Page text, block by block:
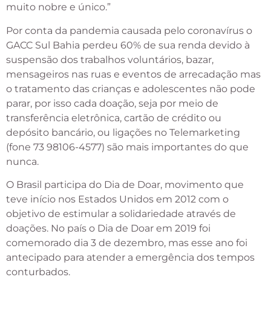
muito nobre e único.”
Por conta da pandemia causada pelo coronavírus o
GACC Sul Bahia perdeu 60% de sua renda devido à
suspensão dos trabalhos voluntários, bazar,
mensageiros nas ruas e eventos de arrecadação mas
o tratamento das crianças e adolescentes não pode
parar, por isso cada doação, seja por meio de
transferência eletrônica, cartão de crédito ou
depósito bancário, ou ligações no Telemarketing
(fone 73 98106-4577) são mais importantes do que
nunca.
O Brasil participa do Dia de Doar, movimento que
teve início nos Estados Unidos em 2012 com o
objetivo de estimular a solidariedade através de
doações. No país o Dia de Doar em 2019 foi
comemorado dia 3 de dezembro, mas esse ano foi
antecipado para atender a emergência dos tempos
conturbados.